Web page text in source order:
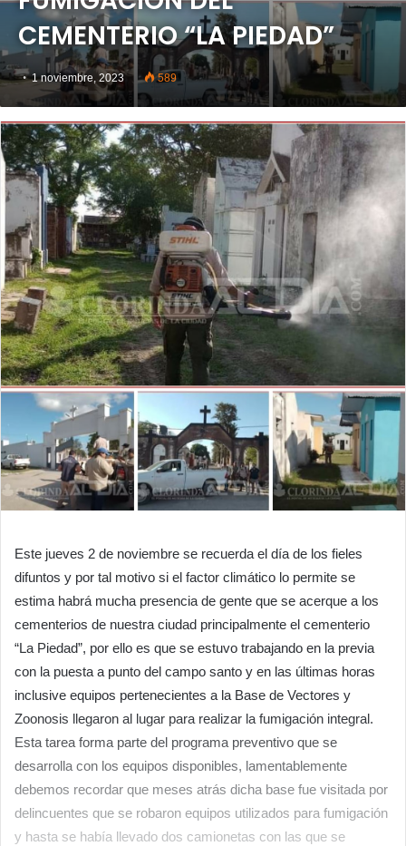
CEMENTERIO “LA PIEDAD”
1 noviembre, 2023 589
Este jueves 2 de noviembre se recuerda el día de los fieles
difuntos y por tal motivo si el factor climático lo permite se
estima habrá mucha presencia de gente que se acerque a los
cementerios de nuestra ciudad principalmente el cementerio
“La Piedad”, por ello es que se estuvo trabajando en la previa
con la puesta a punto del campo santo y en las últimas horas
inclusive equipos pertenecientes a la Base de Vectores y
Zoonosis llegaron al lugar para realizar la fumigación integral.
Esta tarea forma parte del programa preventivo que se
desarrolla con los equipos disponibles, lamentablemente
debemos recordar que meses atrás dicha base fue visitada por
delincuentes que se robaron equipos utilizados para fumigación
y hasta se había llevado dos camionetas con las que se